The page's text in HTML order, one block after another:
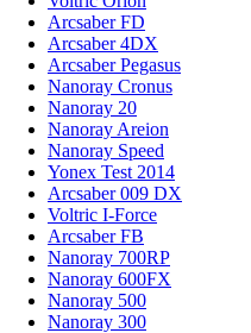
Arcsaber FD
Arcsaber 4DX
Arcsaber Pegasus
Nanoray Cronus
Nanoray 20
Nanoray Areion
Nanoray Speed
Yonex Test 2014
Arcsaber 009 DX
Voltric I-Force
Arcsaber FB
Nanoray 700RP
Nanoray 600FX
Nanoray 500
Nanoray 300